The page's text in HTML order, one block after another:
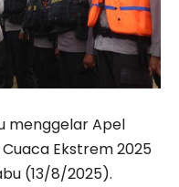
menggelar Apel
Ekstrem 2025
(13/8/2025).